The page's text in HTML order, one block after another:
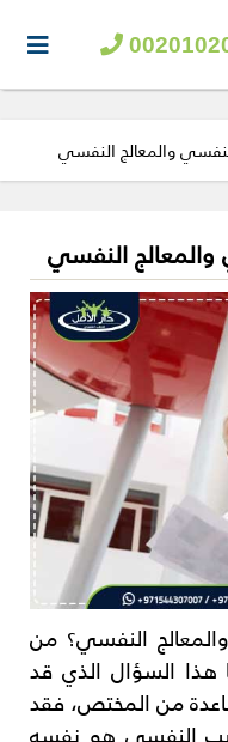
والمعالج النفسي
النفسي
النفسي؟ من
السؤال الذي قد
من المختص، فقد